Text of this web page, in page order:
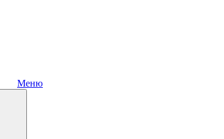
Меню